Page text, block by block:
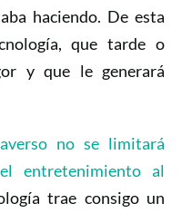
haciendo. De esta
que tarde o
y que le generará
no se limitará
entretenimiento al
trae consigo un